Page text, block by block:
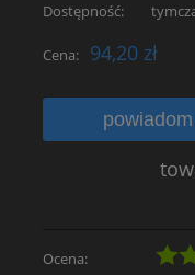
Dostępność:
Cena: 94,20 zł
Ocena: